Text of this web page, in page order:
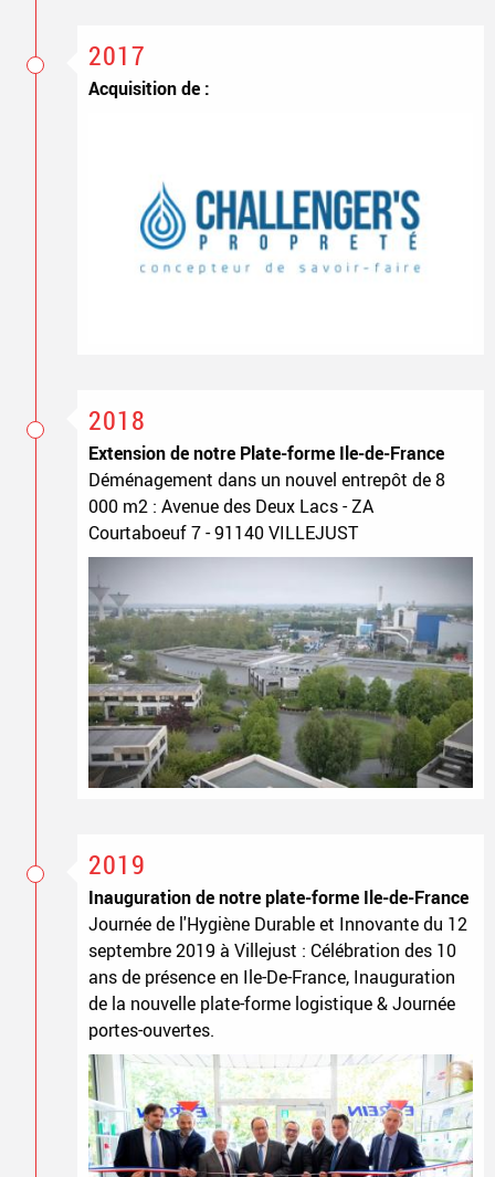
2017
Acquisition de :
2018
Extension de notre Plate-forme Ile-de-France
Déménagement dans un nouvel entrepôt de 8
000 m2 : Avenue des Deux Lacs - ZA
Courtaboeuf 7 - 91140 VILLEJUST
2019
Inauguration de notre plate-forme Ile-de-France
Journée de l'Hygiène Durable et Innovante du 12
septembre 2019 à Villejust : Célébration des 10
ans de présence en Ile-De-France, Inauguration
de la nouvelle plate-forme logistique & Journée
portes-ouvertes.